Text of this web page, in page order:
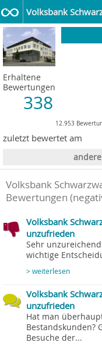
Volksbank
Erhaltene
Bewertungen
338
12.953
zuletzt bewertet am
Volksbank
Bewertungen
Volksbank
unzufrieden
Sehr
wichtige
> weiterlesen
Volksbank
unzufrieden
Hat man
Bestandskunden?
Besuche der...